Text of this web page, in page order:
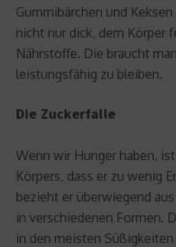
Gummibärchen und
nicht nur dick, dem Körper
Nährstoffe. Die braucht
leistungsfähig zu bleiben.
Die Zuckerfalle
Wenn wir Hunger haben,
Körpers, dass er zu wenig
bezieht er überwiegend
in verschiedenen Formen.
in den meisten